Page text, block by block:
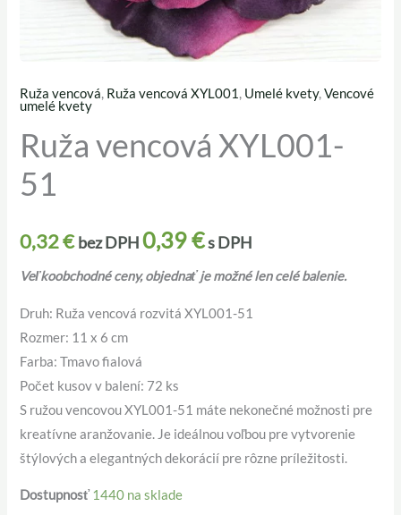
Ruža vencová, Ruža vencová XYL001 , Umelé kvety,Vencové
umelé kvety
Ruža vencová XYL001-
51
0,32€ bez DPH0,39€s DPH
Veľkoobchodné ceny, objednať je možné len celé balenie.
Druh: Ruža vencová rozvitá XYL001-51
Rozmer: 11 x 6 cm
Farba: Tmavo fialová
Počet kusov v balení: 72 ks
S ružou vencovou XYL001-51 máte nekonečné možnosti pre
kreatívne aranžovanie. Je ideálnou voľbou pre vytvorenie
štýlových a elegantných dekorácií pre rôzne príležitosti.
Dostupnosť 1440 na sklade
množstvo
vencová
XYL001-
51